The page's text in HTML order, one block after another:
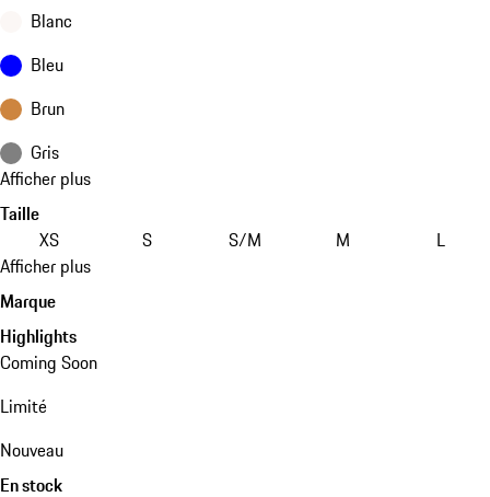
Blanc
Bleu
Brun
Gris
Afficher plus
Taille
XS
S S/M M
L
Afficher plus
Marque
Highlights
Coming Soon
Limité
Nouveau
En stock